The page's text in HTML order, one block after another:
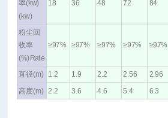
率(kw)
(kw)
18 36 48 72 84
粉尘回
收率
(%)Rate
≥97% ≥97% ≥97% ≥97% ≥97%
直径(m) 1.2 1.9 2.2 2.56 2.96
高度(m) 2.2 3.6 4.6 5.4 6.3